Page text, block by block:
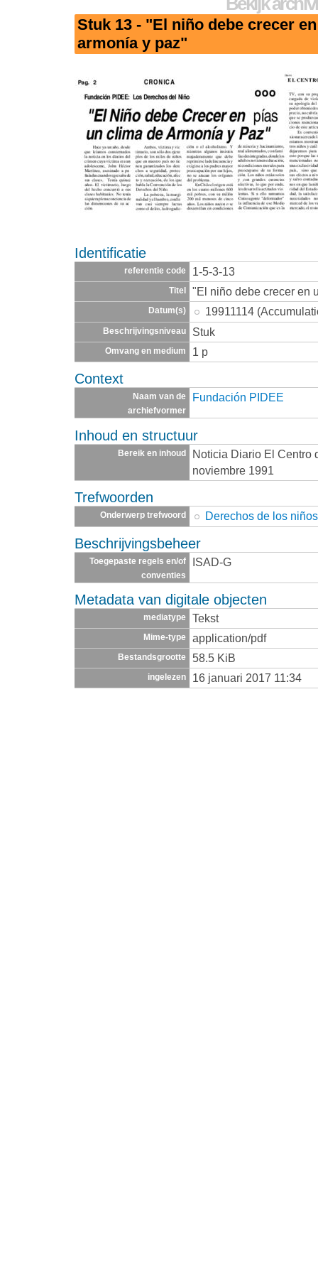
Stuk 13 - "El niño debe crecer
armonía y paz"
Identificatie
referentie code 1-5-3-13
Titel "El niño debe crecer en
Datum(s) 19911114
Beschrijvingsniveau Stuk
Omvang en medium 1 p
Context
Naam van de
archiefvormer
Fundación PIDEE
Inhoud en structuur
Bereik en inhoud
Noticia Diario El Centro
noviembre 1991
Trefwoorden
Onderwerp trefwoord Derechos de los niños
Beschrijvingsbeheer
Toegepaste regels en/of
conventies
ISAD-G
Metadata van digitale objecten
mediatype Tekst
Mime-type application/pdf
Bestandsgrootte 58.5 KiB
ingelezen 16 januari 2017 11:34